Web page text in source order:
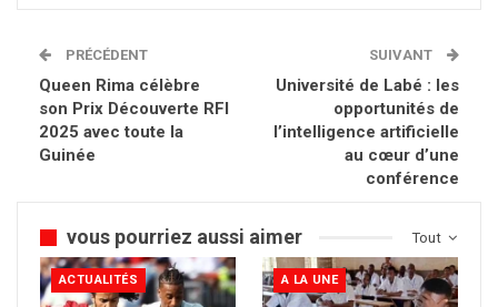
PRÉCÉDENT
Queen Rima célèbre
son Prix Découverte RFI
2025 avec toute la
Guinée
SUIVANT
Université de Labé : les
opportunités de
l’intelligence artificielle
au cœur d’une
conférence
Tout
vous pourriez aussi aimer
ACTUALITÉS A LA UNE